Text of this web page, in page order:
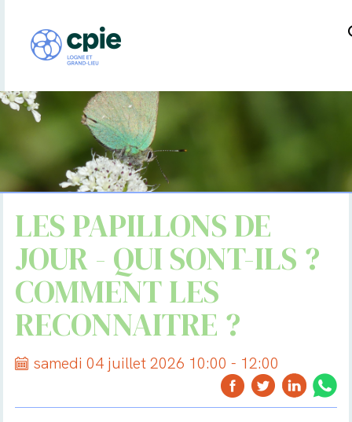
LES PAPILLONS DE
JOUR - QUI SONT-ILS ?
COMMENT LES
RECONNAITRE ?
samedi 04 juillet 2026 10:00 - 12:00